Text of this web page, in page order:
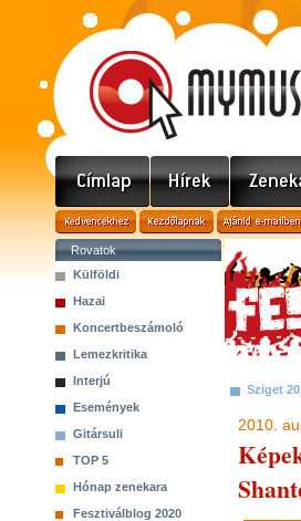
Rovatok
Külföldi
Hazai
Koncertbeszámoló
Lemezkritika
Interjú
Események
Gitársuli
TOP 5
Hónap zenekara
Fesztiválblog 2020
Sziget
2010.